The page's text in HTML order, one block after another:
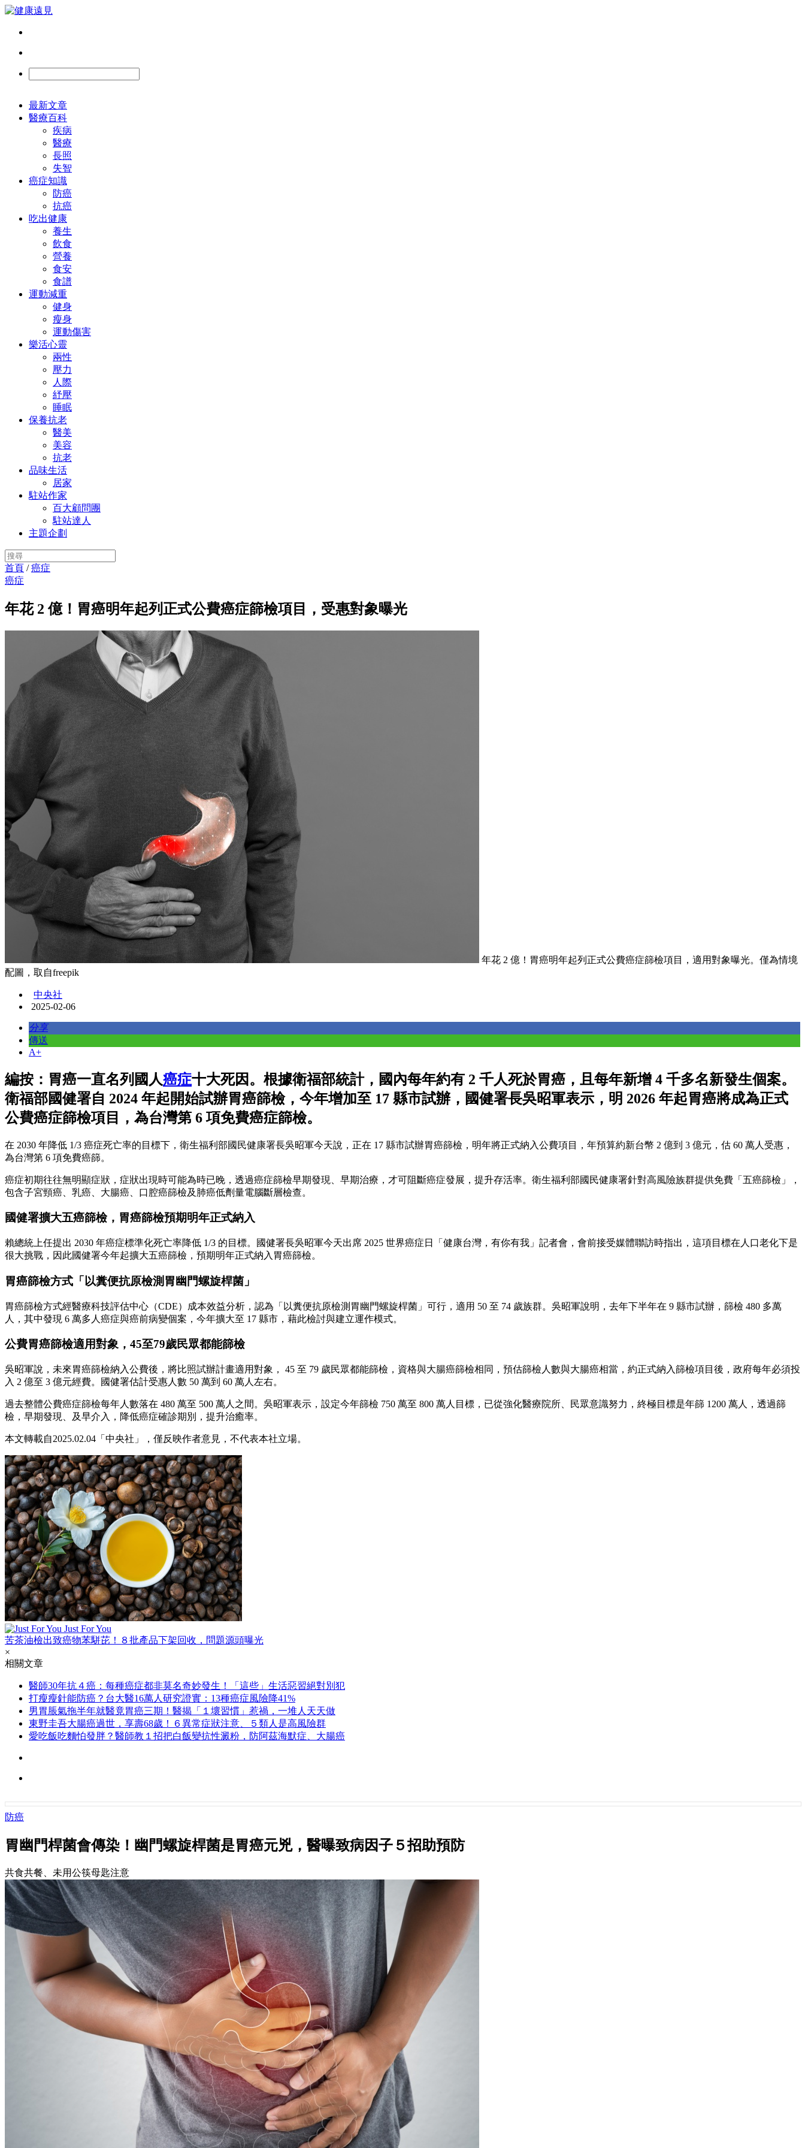
最新文章
醫療百科
疾病
醫療
長照
失智
癌症知識
防癌
抗癌
吃出健康
養生
飲食
營養
食安
食譜
運動減重
健身
瘦身
運動傷害
樂活心靈
兩性
壓力
人際
紓壓
睡眠
保養抗老
醫美
美容
抗老
品味生活
居家
駐站作家
百大顧問團
駐站達人
主題企劃
首頁 /癌症
癌症
年花 2 億！胃癌明年起列正式公費癌症篩檢項目，受惠對象曝光
年花 2 億！胃癌明年起列正式公費癌症篩檢項目，適用對象曝光。僅為情境
配圖，取自freepik
中央社
2025-02-06
分享
傳送
A+
編按：胃癌一直名列國人癌症十大死因。根據衛福部統計，國內每年約有 2 千人死於胃癌，且每年新增 4 千多名新發生個案。
衛福部國健署自 2024 年起開始試辦胃癌篩檢，今年增加至 17 縣市試辦，國健署長吳昭軍表示，明 2026 年起胃癌將成為正式
公費癌症篩檢項目
，為台灣第 6 項免費癌症篩檢。
在 2030 年降低 1/3 癌症死亡率的目標下，衛生福利部國民健康署長吳昭軍今天說，正在 17 縣市試辦胃癌篩檢，明年將正式納入公費項目，年預算約新台幣 2 億到 3 億元，估 60 萬人受惠，
為台灣第 6 項免費癌篩。
癌症初期往往無明顯症狀，症狀出現時可能為時已晚，透過癌症篩檢早期發現、早期治療，才可阻斷癌症發展，提升存活率。衛生福利部國民健康署針對高風險族群提供免費「五癌篩檢」，
包含子宮頸癌、乳癌、大腸癌、口腔癌篩檢及肺癌低劑量電腦斷層檢查。
國健署擴大五癌篩檢，胃癌篩檢預期明年正式納入
賴總統上任提出 2030 年癌症標準化死亡率降低 1/3 的目標。國健署長吳昭軍今天出席 2025 世界癌症日「健康台灣，有你有我」記者會，會前接受媒體聯訪時指出，這項目標在人口老化下是
很大挑戰，因此國健署今年起擴大五癌篩檢，預期明年正式納入胃癌篩檢。
胃癌篩檢方式「以糞便抗原檢測胃幽門螺旋桿菌」
胃癌篩檢方式經醫療科技評估中心（CDE）成本效益分析，認為「以糞便抗原檢測胃幽門螺旋桿菌」可行，適用 50 至 74 歲族群。吳昭軍說明，去年下半年在 9 縣市試辦，篩檢 480 多萬
人，其中發現 6 萬多人癌症與癌前病變個案，今年擴大至 17 縣市，藉此檢討與建立運作模式。
公費胃癌篩檢適用對象，45至79歲民眾都能篩檢
吳昭軍說，未來胃癌篩檢納入公費後，將比照試辦計畫適用對象， 45 至 79 歲民眾都能篩檢，資格與大腸癌篩檢相同，預估篩檢人數與大腸癌相當，約正式納入篩檢項目後，政府每年必須投
入 2 億至 3 億元經費。國健署估計受惠人數 50 萬到 60 萬人左右。
過去整體公費癌症篩檢每年人數落在 480 萬至 500 萬人之間。吳昭軍表示，設定今年篩檢 750 萬至 800 萬人目標，已從強化醫療院所、民眾意識努力，終極目標是年篩 1200 萬人，透過篩
檢，早期發現、及早介入，降低癌症確診期別，提升治癒率。
本文轉載自2025.02.04「中央社」，僅反映作者意見，不代表本社立場。
Just For You
苦茶油檢出致癌物苯駢芘！８批產品下架回收，問題源頭曝光
×
相關文章
醫師30年抗４癌：每種癌症都非莫名奇妙發生！「這些」生活惡習絕對別犯
打瘦瘦針能防癌？台大醫16萬人研究證實：13種癌症風險降41%
男胃脹氣拖半年就醫竟胃癌三期！醫揭「１壞習慣」惹禍，一堆人天天做
東野圭吾大腸癌過世，享壽68歲！６異常症狀注意、５類人是高風險群
愛吃飯吃麵怕發胖？醫師教１招把白飯變抗性澱粉，防阿茲海默症、大腸癌
防癌
胃幽門桿菌會傳染！幽門螺旋桿菌是胃癌元兇，醫曝致病因子５招助預防
共食共餐、未用公筷母匙注意